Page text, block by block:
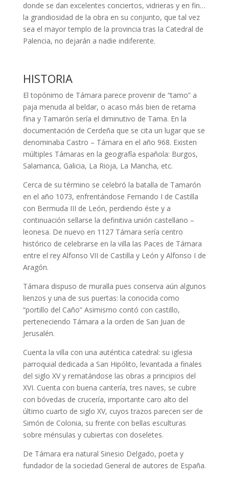
donde se dan excelentes conciertos, vidrieras y en fin…
la grandiosidad de la obra en su conjunto, que tal vez
sea el mayor templo de la provincia tras la Catedral de
Palencia, no dejarán a nadie indiferente.
HISTORIA
El topónimo de Támara parece provenir de “tamo” a
paja menuda al beldar, o acaso más bien de retama
fina y Tamarón sería el diminutivo de Tama. En la
documentación de Cerdeña que se cita un lugar que se
denominaba Castro – Támara en el año 968. Existen
múltiples Támaras en la geografía española: Burgos,
Salamanca, Galicia, La Rioja, La Mancha, etc.
Cerca de su término se celebró la batalla de Tamarón
en el año 1073, enfrentándose Fernando I de Castilla
con Bermuda III de León, perdiendo éste y a
continuación sellarse la definitiva unión castellano –
leonesa. De nuevo en 1127 Támara sería centro
histórico de celebrarse en la villa las Paces de Támara
entre el rey Alfonso VII de Castilla y León y Alfonso I de
Aragón.
Támara dispuso de muralla pues conserva aún algunos
lienzos y una de sus puertas: la conocida como
“portillo del Caño” Asimismo contó con castillo,
perteneciendo Támara a la orden de San Juan de
Jerusalén.
Cuenta la villa con una auténtica catedral: su iglesia
parroquial dedicada a San Hipólito, levantada a finales
del siglo XV y rematándose las obras a principios del
XVI. Cuenta con buena cantería, tres naves, se cubre
con bóvedas de crucería, importante caro alto del
último cuarto de siglo XV, cuyos trazos parecen ser de
Simón de Colonia, su frente con bellas esculturas
sobre ménsulas y cubiertas con doseletes.
De Támara era natural Sinesio Delgado, poeta y
fundador de la sociedad General de autores de España.